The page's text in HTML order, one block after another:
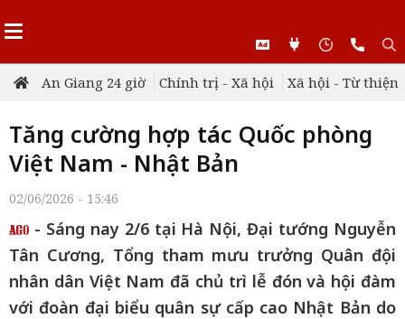
An Giang 24 giờ Chính trị - Xã hội Xã hội - Từ thiện
Tăng cường hợp tác Quốc phòng
Việt Nam - Nhật Bản
02/06/2026 - 15:46
- Sáng nay 2/6 tại Hà Nội, Đại tướng Nguyễn
Tân Cương, Tổng tham mưu trưởng Quân đội
nhân dân Việt Nam đã chủ trì lễ đón và hội đàm
với đoàn đại biểu quân sự cấp cao Nhật Bản do